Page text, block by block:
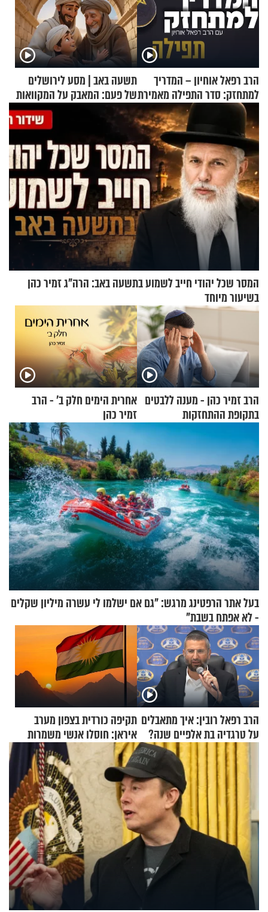
הרב רפאל אוחיון – המדריך
למתחזק: סדר התפילה מאמירת
הקורבנות ועד קריאת שמע
תשעה באב | מסע לירושלים
של פעם: המאבק על המקוואות
המסר שכל יהודי חייב לשמוע בתשעה באב: הרה"ג זמיר כהן
בשיעור מיוחד
הרב זמיר כהן - מענה ללבטים
בתקופת ההתחזקות
אחרית הימים חלק ב’ - הרב
זמיר כהן
בעל אתר הרפטינג מרגש: "גם אם ישלמו לי עשרה מיליון שקלים
- לא אפתח בשבת"
הרב רפאל רובין: איך מתאבלים
על טרגדיה בת אלפיים שנה?
תקיפה כורדית בצפון מערב
איראן: חוסלו אנשי משמרות
המהפכה